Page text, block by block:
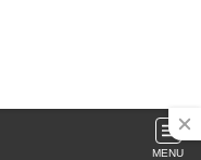
MENU